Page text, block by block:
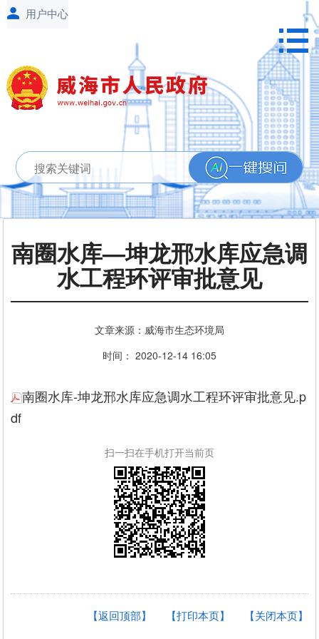
南圈水库—坤龙邢水库应急调
水工程环评审批意见
文章来源：威海市生态环境局
时间： 2020-12-14 16:05
南圈水库-坤龙邢水库应急调水工程环评审批意见.p
df
扫一扫在手机打开当前页
【关闭本页】
【打印本页】
【返回顶部】